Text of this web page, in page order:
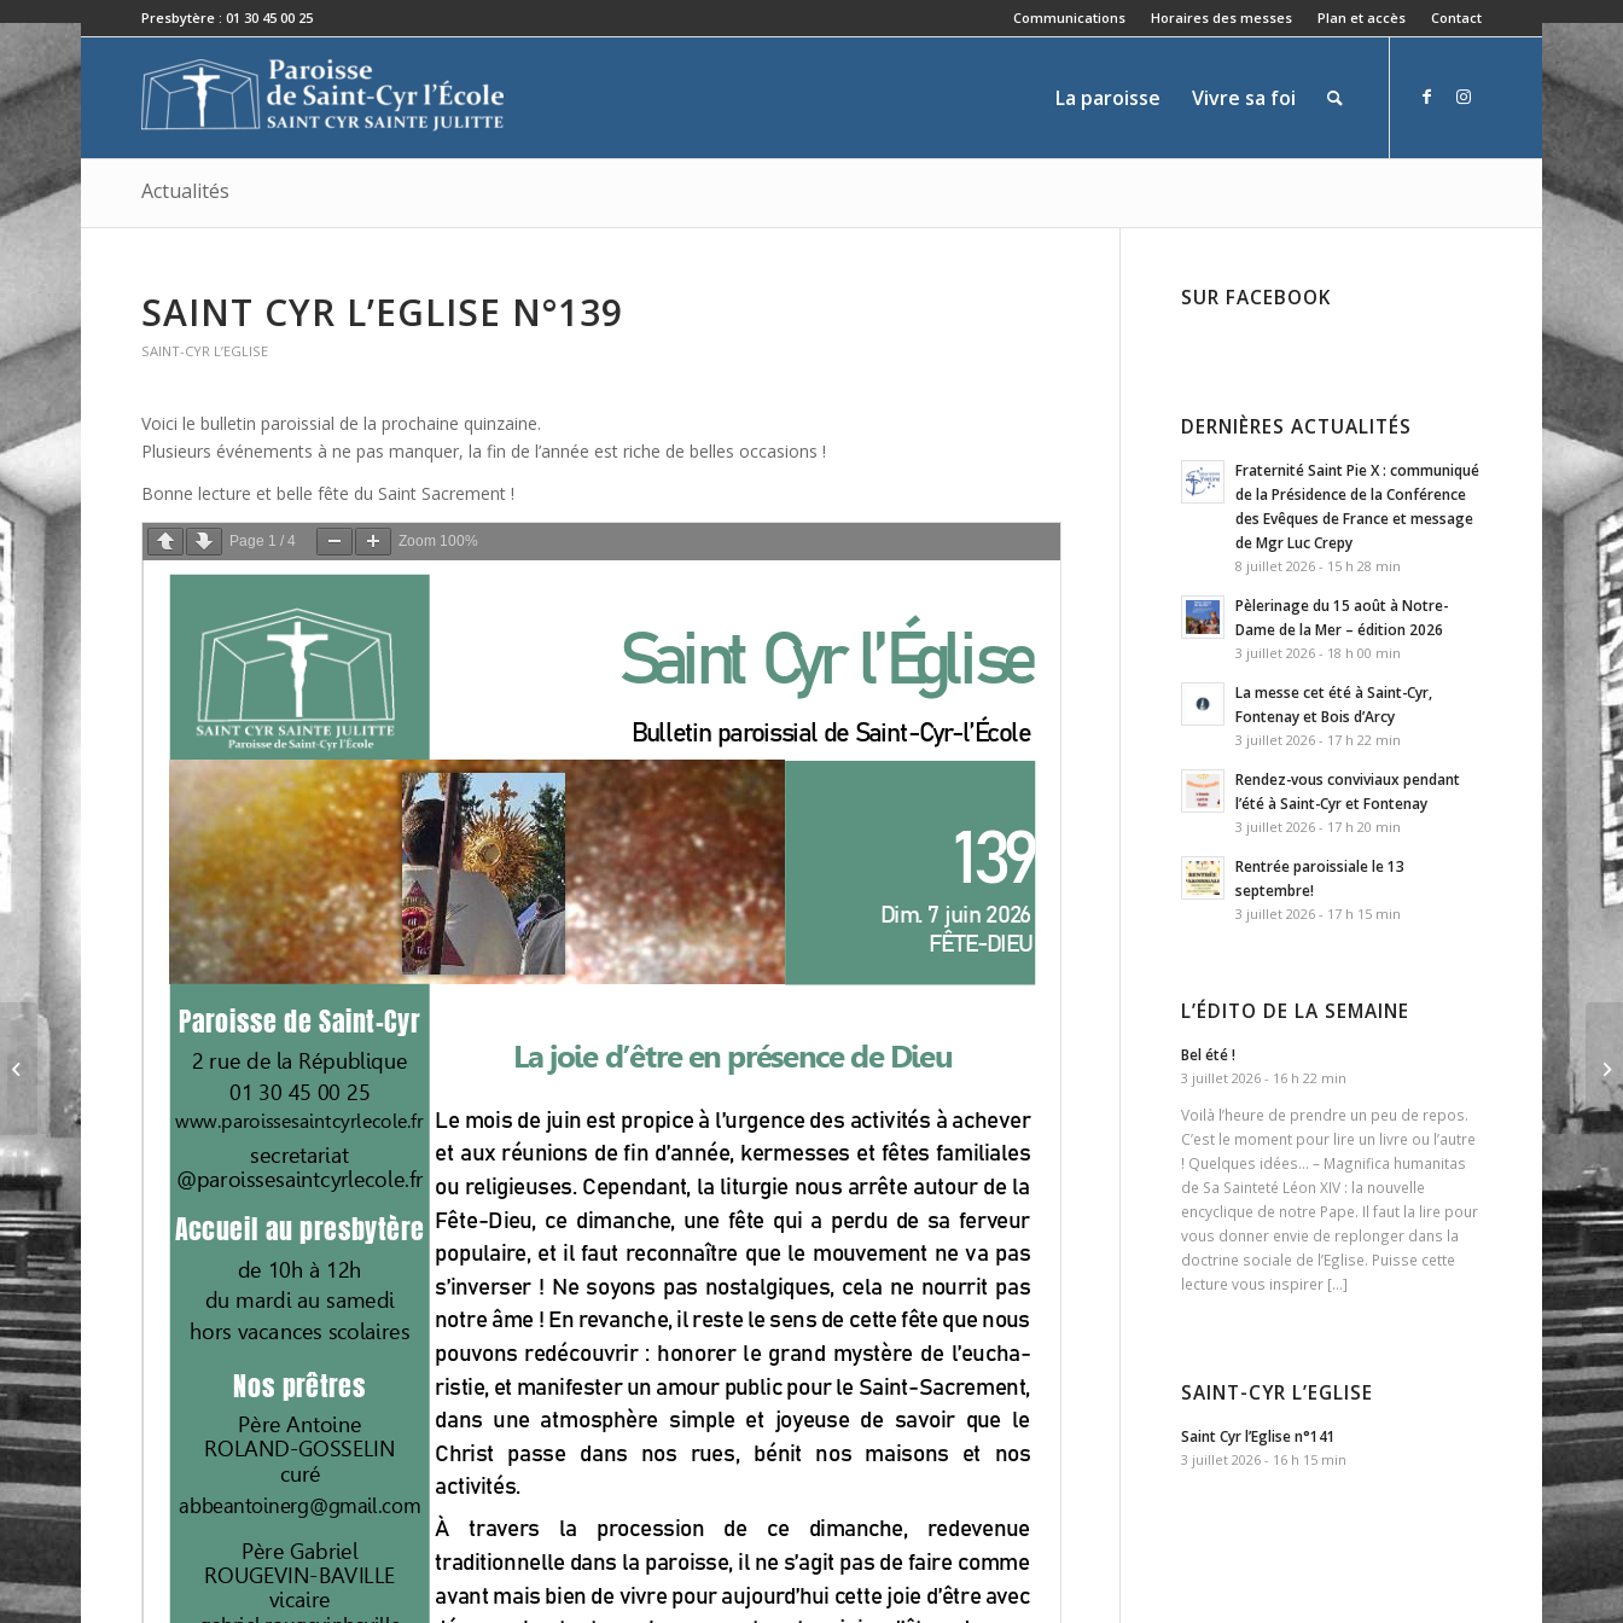
Communications Horaires des messes Plan et accès Contact
Presbytère : 01 30 45 00 25
La paroisse Vivre sa foi
Actualités
SAINT CYR L’EGLISE N°139
SAINT-CYR L’EGLISE
Voici le bulletin paroissial de la prochaine quinzaine.
Plusieurs événements à ne pas manquer, la fin de l’année est riche de belles occasions !
Bonne lecture et belle fête du Saint Sacrement !
Page 1 /4 Zoom 100%
SUR FACEBOOK
DERNIÈRES ACTUALITÉS
Fraternité Saint Pie X : communiqué
de la Présidence de la Conférence
des Evêques de France et message
de Mgr Luc Crepy
8 juillet 2026 - 15 h 28 min
Pèlerinage du 15 août à Notre-
Dame de la Mer – édition 2026
3 juillet 2026 - 18 h 00 min
La messe cet été à Saint-Cyr,
Fontenay et Bois d’Arcy
3 juillet 2026 - 17 h 22 min
Rendez-vous conviviaux pendant
l’été à Saint-Cyr et Fontenay
3 juillet 2026 - 17 h 20 min
Rentrée paroissiale le 13
septembre!
3 juillet 2026 - 17 h 15 min
L’ÉDITO DE LA SEMAINE
Bel été !
3 juillet 2026 - 16 h 22 min
Voilà l’heure de prendre un peu de repos.
C’est le moment pour lire un livre ou l’autre
! Quelques idées… – Magnifica humanitas
de Sa Sainteté Léon XIV : la nouvelle
encyclique de notre Pape. Il faut la lire pour
vous donner envie de replonger dans la
doctrine sociale de l’Eglise. Puisse cette
lecture vous inspirer […]
SAINT-CYR L’EGLISE
Saint Cyr l’Eglise n°141
3 juillet 2026 - 16 h 15 min
La joie d’être en présence de Dieu